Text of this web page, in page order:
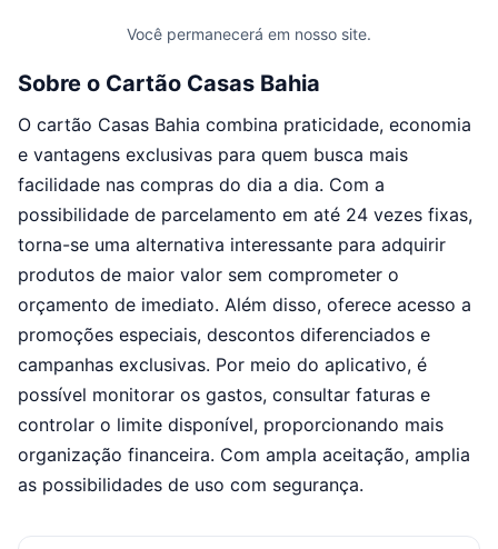
Você permanecerá em nosso site.
Sobre o Cartão Casas Bahia
O cartão Casas Bahia combina praticidade, economia
e vantagens exclusivas para quem busca mais
facilidade nas compras do dia a dia. Com a
possibilidade de parcelamento em até 24 vezes fixas,
torna-se uma alternativa interessante para adquirir
produtos de maior valor sem comprometer o
orçamento de imediato. Além disso, oferece acesso a
promoções especiais, descontos diferenciados e
campanhas exclusivas. Por meio do aplicativo, é
possível monitorar os gastos, consultar faturas e
controlar o limite disponível, proporcionando mais
organização financeira. Com ampla aceitação, amplia
as possibilidades de uso com segurança.